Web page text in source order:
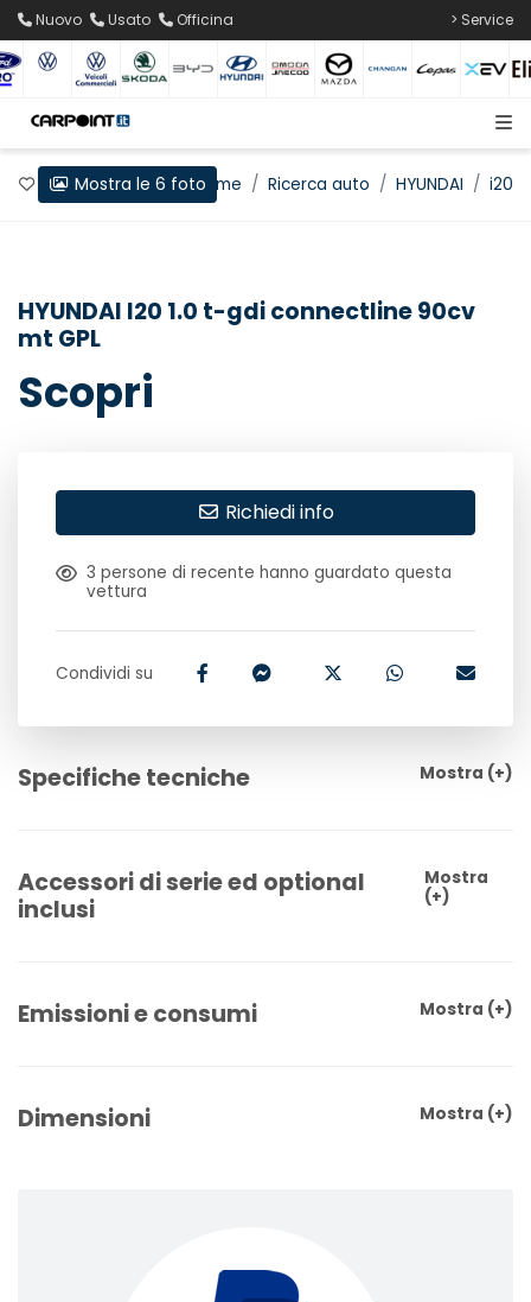
Nuovo Usato Officina > Service
Preferiti Home Ricerca auto HYUNDAI i20
Mostra le 6 foto
HYUNDAI I20 1.0 t-gdi connectline 90cv
mt GPL
Scopri
Richiedi info
3 persone di recente hanno guardato questa
vettura
Condividi su
Specifiche tecniche Mostra (+)
Accessori di serie ed optional
inclusi
Mostra
(+)
Emissioni e consumi Mostra (+)
Dimensioni Mostra (+)